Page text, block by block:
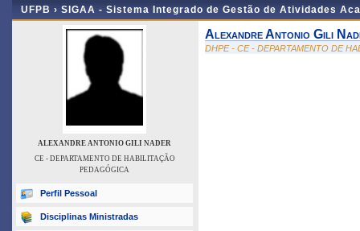
UFPB › SIGAA - Sistema Integrado de Gestão de Atividades
ALEXANDRE ANTONIO GILI NADER
CE - DEPARTAMENTO DE HABILITAÇÃO
PEDAGÓGICA
Perfil Pessoal
Disciplinas Ministradas
Alexandre Antonio Gili
DHPE - CE - DEPARTAMENTO DE